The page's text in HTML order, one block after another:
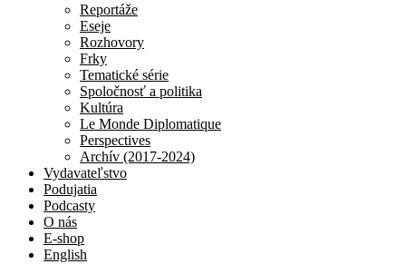
Reportáže
Eseje
Rozhovory
Frky
Tematické série
Spoločnosť a politika
Kultúra
Le Monde Diplomatique
Perspectives
Archív (2017-2024)
Vydavateľstvo
Podujatia
Podcasty
O nás
E-shop
English